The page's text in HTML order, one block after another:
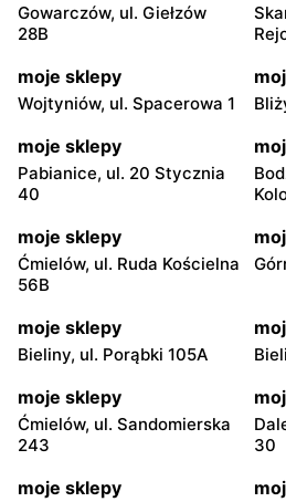
Gowarczów, ul. Giełzów
28B
moje sklepy
Wojtyniów, ul. Spacerowa 1
moje sklepy
Pabianice, ul. 20 Stycznia
40
moje sklepy
Ćmielów, ul. Ruda Kościelna
56B
moje sklepy
Bieliny, ul. Porąbki 105A
moje sklepy
Ćmielów, ul. Sandomierska
243
30
moje sklepy